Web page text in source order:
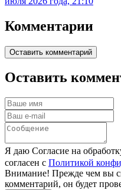
Комментарии
Оставить комментарий
Оставить
Я даю Согласие на
согласен с Политикой
Внимание! Прежде чем вы
комментарий, он будет